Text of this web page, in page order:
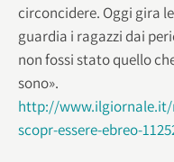
circoncidere. Oggi gira
guardia i ragazzi dai
non fossi stato quello
sono».
http://
scopr-essere-ebreo-